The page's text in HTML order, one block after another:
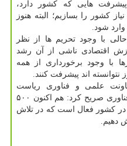
هایی كه كشور دارد،
كشور را بسازیم؛ البته هنوز
وارد شود.
با وجود تحریم ها از نظر
اقتصادی ناشی از آن رشد
با وجود برخورداری از همه
نتوانسته اند پیشرفت كنند.
علمی و فناوری ریاست
صریح كرد: هم اكنون ۵۰۰
در كشور فعال است كه در تلاش
دهیم.